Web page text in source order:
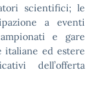
scientifici; le
a eventi
e gare
italiane ed estere
dell’offerta